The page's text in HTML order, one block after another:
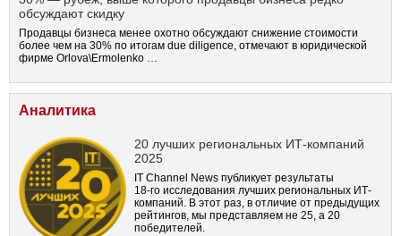
обсуждают скидку
Продавцы бизнеса менее охотно обсуждают снижение стоимости
более чем на 30% по итогам due diligence, отмечают в юридической
фирме Orlova\Ermolenko …
Аналитика
20 лучших региональных ИТ-компаний
2025
IT Channel News публикует результаты
18-го исследования лучших региональных ИТ-
компаний. В этот раз, в отличие от предыдущих
рейтингов, мы представляем не 25, а 20
победителей.